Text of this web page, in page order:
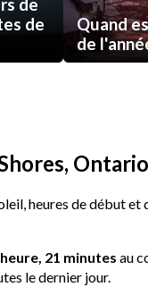
de
de
Quand
de
heures de début
21 minutes au
le dernier jour.